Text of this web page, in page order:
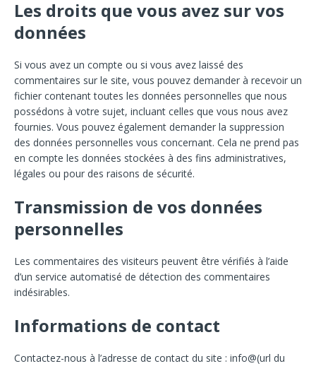
Les droits que vous avez sur vos
données
Si vous avez un compte ou si vous avez laissé des
commentaires sur le site, vous pouvez demander à recevoir un
fichier contenant toutes les données personnelles que nous
possédons à votre sujet, incluant celles que vous nous avez
fournies. Vous pouvez également demander la suppression
des données personnelles vous concernant. Cela ne prend pas
en compte les données stockées à des fins administratives,
légales ou pour des raisons de sécurité.
Transmission de vos données
personnelles
Les commentaires des visiteurs peuvent être vérifiés à l’aide
d’un service automatisé de détection des commentaires
indésirables.
Informations de contact
Contactez-nous à l’adresse de contact du site : info@(url du